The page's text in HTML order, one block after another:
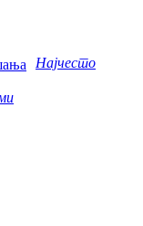
Најчесто